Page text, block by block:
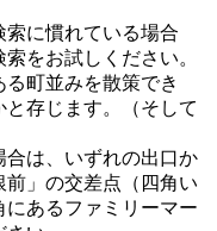
索に慣れている場合
をお試しください。
町並みを散策でき
存じます。（そして
合は、いずれの出口か
」の交差点（四角い
あるファミリーマー